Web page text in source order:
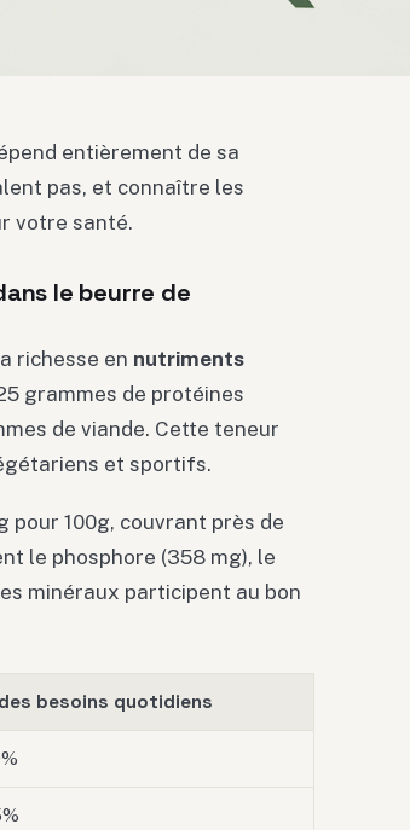
entièrement de sa
pas, et connaître les
votre santé.
le beurre de
richesse en nutriments
grammes de protéines
de viande. Cette teneur
et sportifs.
pour 100g, couvrant près de
le phosphore (358 mg), le
minéraux participent au bon
besoins quotidiens